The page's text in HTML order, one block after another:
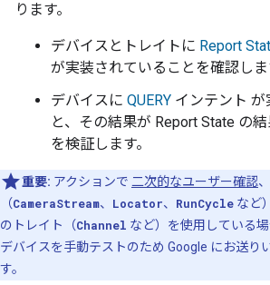
ります。
デバイスとトレイトに Report
が実装されていることを確認しま
デバイスに QUERY インテント
と、その結果が Report State の
を検証します。
重要: アクションで 二次的なユーザー確認
（CameraStream、 Locator、 RunCycle など
のトレイト（Channel など）を使用している
デバイスを手動テストのため Google にお送り
す。